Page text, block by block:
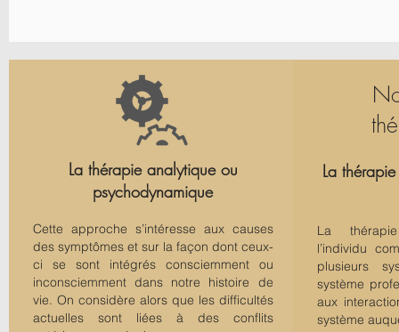
La thérapie analytique ou
psychodynamique
Cette approche s’intéresse aux causes
des symptômes et sur la façon dont ceux-
ci se sont intégrés consciemment ou
inconsciemment dans notre histoire de
vie. On considère alors que les difficultés
actuelles sont liées à des conflits
La
La
l’individu
plusieurs
système
aux
système